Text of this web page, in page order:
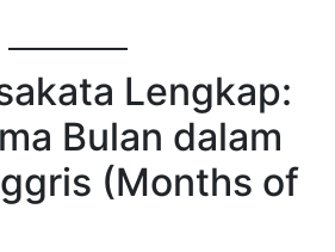
Lengkap:
Bulan dalam
(Months of